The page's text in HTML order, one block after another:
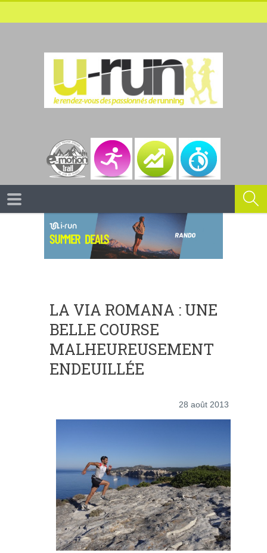
LA VIA ROMANA : UNE
BELLE COURSE
MALHEUREUSEMENT
ENDEUILLÉE
28 août 2013